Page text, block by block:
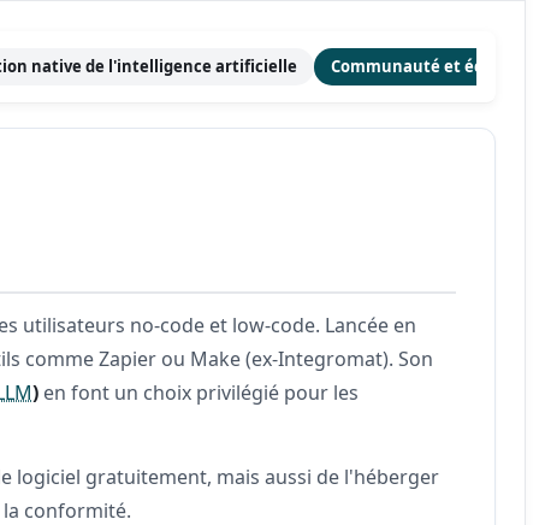
native de l'intelligence artificielle Communauté et
utilisateurs no-code et low-code. Lancée en
comme Zapier ou Make (ex-Integromat). Son
) en font un choix privilégié pour les
logiciel gratuitement, mais aussi de l'héberger
conformité.